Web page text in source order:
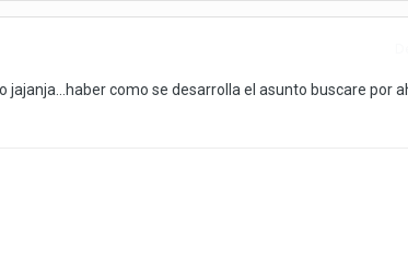
como se desarrolla el asunto buscare por